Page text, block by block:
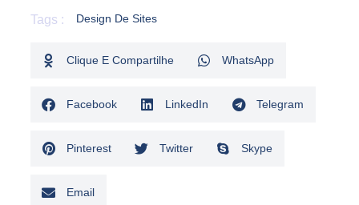
Tags : Design De Sites
Clique E Compartilhe WhatsApp
Facebook LinkedIn Telegram
Pinterest Twitter Skype
Email